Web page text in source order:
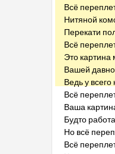
Всё
Нитяной
Перекати
Всё
Это картина
Вашей давно
Ведь у
Всё
Ваша
Будто
Но всё
Всё